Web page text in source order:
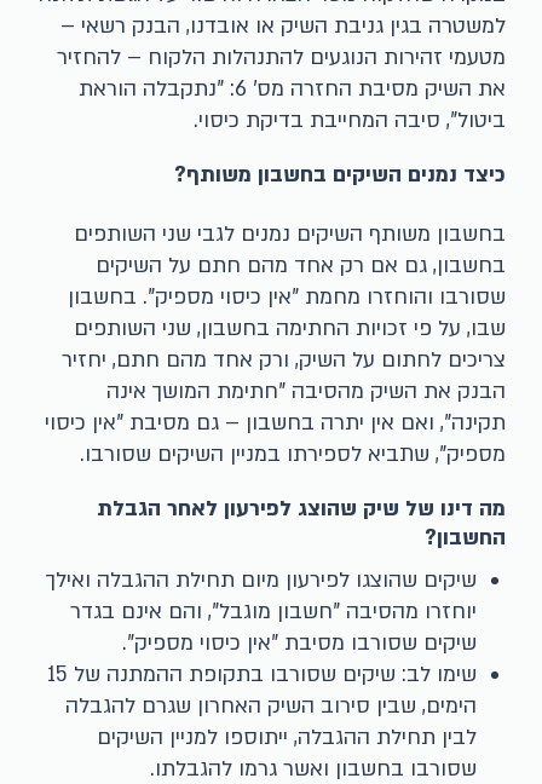
למשטרה בגין גניבת השיק או אובדנו, הבנק רשאי –
מטעמי זהירות הנוגעים להתנהלות הלקוח – להחזיר
את השיק מסיבת החזרה מס' 6: "נתקבלה הוראת
ביטול", סיבה המחייבת בדיקת כיסוי.
כיצד נמנים השיקים בחשבון משותף?
בחשבון משותף השיקים נמנים לגבי שני השותפים
בחשבון, גם אם רק אחד מהם חתם על השיקים
שסורבו והוחזרו מחמת "אין כיסוי מספיק". בחשבון
שבו, על פי זכויות החתימה בחשבון, שני השותפים
צריכים לחתום על השיק, ורק אחד מהם חתם, יחזיר
הבנק את השיק מהסיבה "חתימת המושך אינה
תקינה", ואם אין יתרה בחשבון – גם מסיבת "אין כיסוי
מספיק", שתביא לספירתו במניין השיקים שסורבו.
מה דינו של שיק שהוצג לפירעון לאחר הגבלת
החשבון?
שיקים שהוצגו לפירעון מיום תחילת ההגבלה ואילך
יוחזרו מהסיבה "חשבון מוגבל", והם אינם בגדר
שיקים שסורבו מסיבת "אין כיסוי מספיק".
שימו לב: שיקים שסורבו בתקופת ההמתנה של 15
הימים, שבין סירוב השיק האחרון שגרם להגבלה
לבין תחילת ההגבלה, ייתוספו למניין השיקים
שסורבו בחשבון ואשר גרמו להגבלתו.